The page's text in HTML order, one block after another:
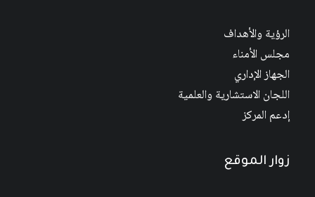
الرؤية والأهداف
مجلس الأمناء
الجهاز الإداري
اللجان الاستشارية والعلمية
إدعم المركز
زوار الموقع